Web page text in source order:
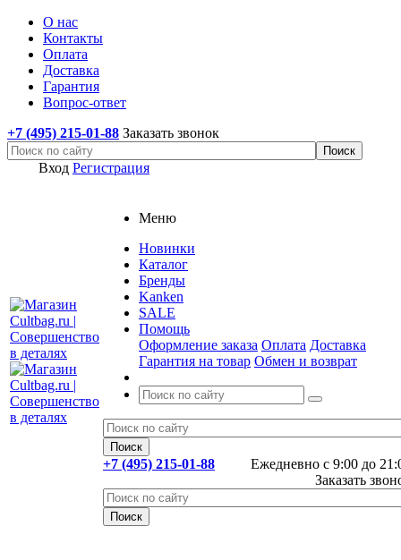
О нас
Контакты
Оплата
Доставка
Гарантия
Вопрос-ответ
+7 (495) 215-01-88 Заказать звонок
Вход Регистрация
Меню
Новинки
Каталог
Бренды
Kanken
SALE
Помощь
Оформление заказа Оплата Доставка
Гарантия на товар Обмен и возврат
Ежедневно с 9:00 до
+7 (495) 215-01-88
Заказать